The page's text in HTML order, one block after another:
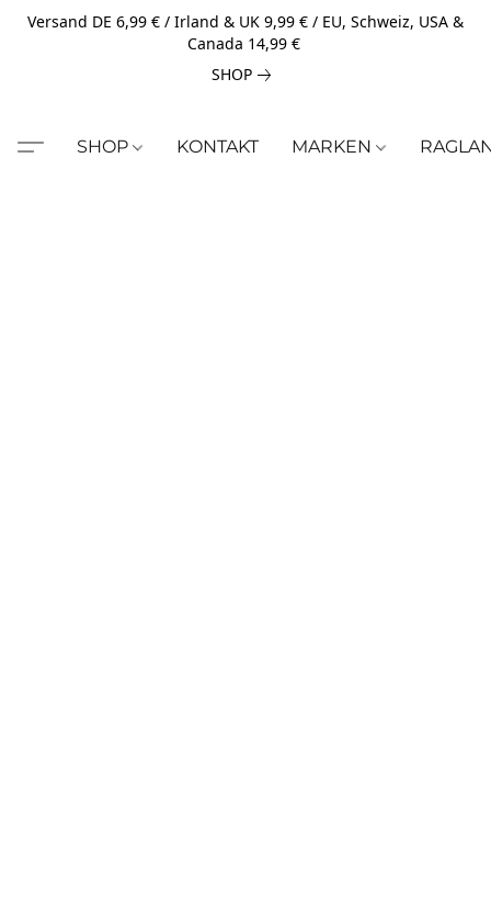
Versand DE 6,99 € / Irland & UK 9,99 € / EU, Schweiz, USA &
Canada 14,99 €
SHOP
SHOP KONTAKT MARKEN